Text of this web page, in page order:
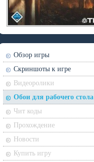
Обзор игры
Скриншоты к игре
Видеоролики
Обои для рабочего стола
Чит коды
Прохождение
Новости
Купить игру